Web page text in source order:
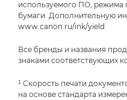
используемого ПО, режима
бумаги. Дополнительную
www.canon.ru/ink/yield
Все бренды и названия
знаками соответствующих
¹ Скорость печати
на основе стандарта